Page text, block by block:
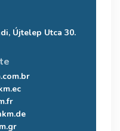
Újtelep Utca 30.